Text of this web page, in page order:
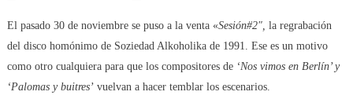
El pasado 30 de noviembre se puso a la venta «Sesión#2″, la regrabación
del disco homónimo de Soziedad Alkoholika de 1991. Ese es un motivo
como otro cualquiera para que los compositores de ‘Nos vimos en Berlín’ y
‘Palomas y buitres’vuelvan a hacer temblar los escenarios.